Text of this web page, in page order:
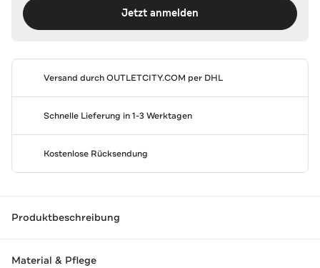
Jetzt anmelden
Versand durchOUTLETCITY.COM per DHL
Schnelle Lieferung in 1-3 Werktagen
Kostenlose Rücksendung
Produktbeschreibung
Material & Pflege